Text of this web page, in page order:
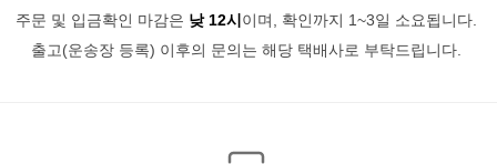
주문 및 입금확인 마감은 낮 12시 이며, 확인까지 1~3일 소요됩니다.
출고(운송장 등록) 이후의 문의는 해당 택배사로 부탁드립니다.